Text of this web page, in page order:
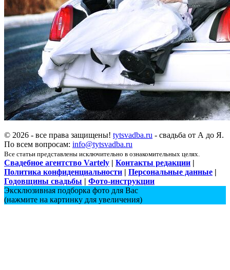
© 2026 - все права защищены! tytsvadba.ru - свадьба от А до Я.
По всем вопросам: info@tytsvadba.ru
Все статьи представлены исключительно в ознакомительных целях.
Свадебное агентство Vartely | Контакты редакции |
Политика конфиденциальности | Персональные данные |
Годовщины свадьбы | Фото-инструкции
Эксклюзивная подборка фото для Вас
(нажмите на картинку для увеличения)